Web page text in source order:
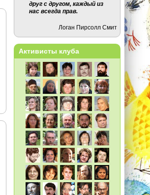
друг с другом, каждый из
нас всегда прав.
Логан Пирсолл Смит
Активисты клуба